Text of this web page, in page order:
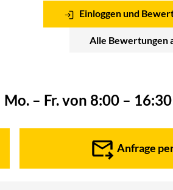
Einloggen und
Alle Bewertungen
Mo. – Fr. von 8:00 –
Anfrage